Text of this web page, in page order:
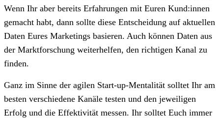
Wenn Ihr aber bereits Erfahrungen mit Euren Kund:innen
gemacht habt, dann sollte diese Entscheidung auf aktuellen
Daten Eures Marketings basieren. Auch können Daten aus
der Marktforschung weiterhelfen, den richtigen Kanal zu
finden.
Ganz im Sinne der agilen Start-up-Mentalität solltet Ihr am
besten verschiedene Kanäle testen und den jeweiligen
Erfolg und die Effektivität messen. Ihr solltet Euch immer